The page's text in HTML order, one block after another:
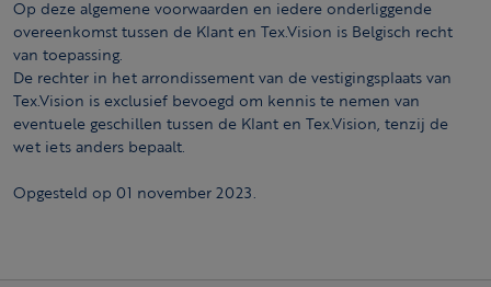
Op deze algemene voorwaarden en iedere onderliggende
overeenkomst tussen de Klant en Tex.Vision is Belgisch recht
van toepassing.
De rechter in het arrondissement van de vestigingsplaats van
Tex.Vision is exclusief bevoegd om kennis te nemen van
eventuele geschillen tussen de Klant en Tex.Vision, tenzij de
wet iets anders bepaalt.
Opgesteld op 01 november 2023.